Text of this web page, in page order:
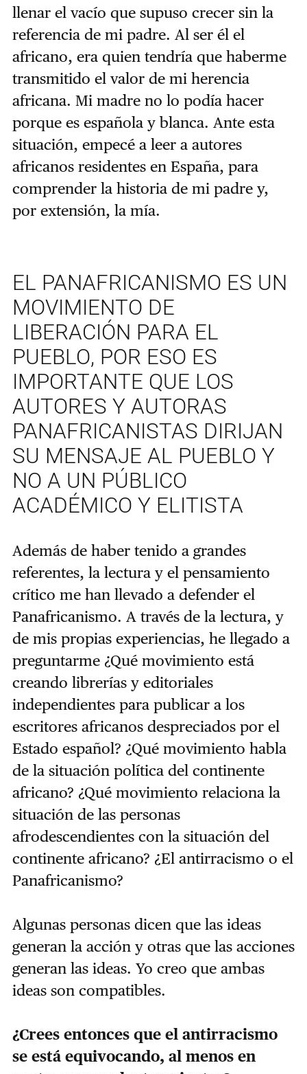
llenar el vacío que supuso crecer sin la
referencia de mi padre. Al ser él el
africano, era quien tendría que haberme
transmitido el valor de mi herencia
africana. Mi madre no lo podía hacer
porque es española y blanca. Ante esta
situación, empecé a leer a autores
africanos residentes en España, para
comprender la historia de mi padre y,
por extensión, la mía.
EL PANAFRICANISMO ES UN
MOVIMIENTO DE
LIBERACIÓN PARA EL
PUEBLO, POR ESO ES
IMPORTANTE QUE LOS
AUTORES Y AUTORAS
PANAFRICANISTAS DIRIJAN
SU MENSAJE AL PUEBLO Y
NO A UN PÚBLICO
ACADÉMICO Y ELITISTA
Además de haber tenido a grandes
referentes, la lectura y el pensamiento
crítico me han llevado a defender el
Panafricanismo. A través de la lectura, y
de mis propias experiencias, he llegado a
preguntarme ¿Qué movimiento está
creando librerías y editoriales
independientes para publicar a los
escritores africanos despreciados por el
Estado español? ¿Qué movimiento habla
de la situación política del continente
africano? ¿Qué movimiento relaciona la
situación de las personas
afrodescendientes con la situación del
continente africano? ¿El antirracismo o el
Panafricanismo?
Algunas personas dicen que las ideas
generan la acción y otras que las acciones
generan las ideas. Yo creo que ambas
ideas son compatibles.
¿Crees entonces que el antirracismo
se está equivocando, al menos en